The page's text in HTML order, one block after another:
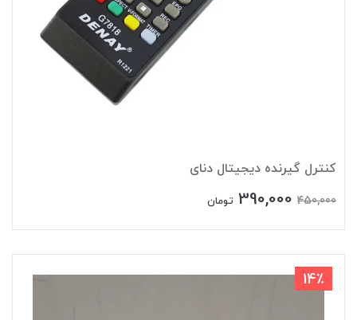
کنترل گیرنده دیجیتال دنای
450,000
390,000 تومان
14٪